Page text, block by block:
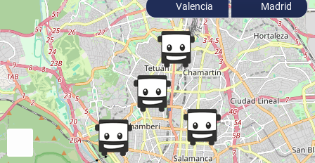
Valencia Madrid